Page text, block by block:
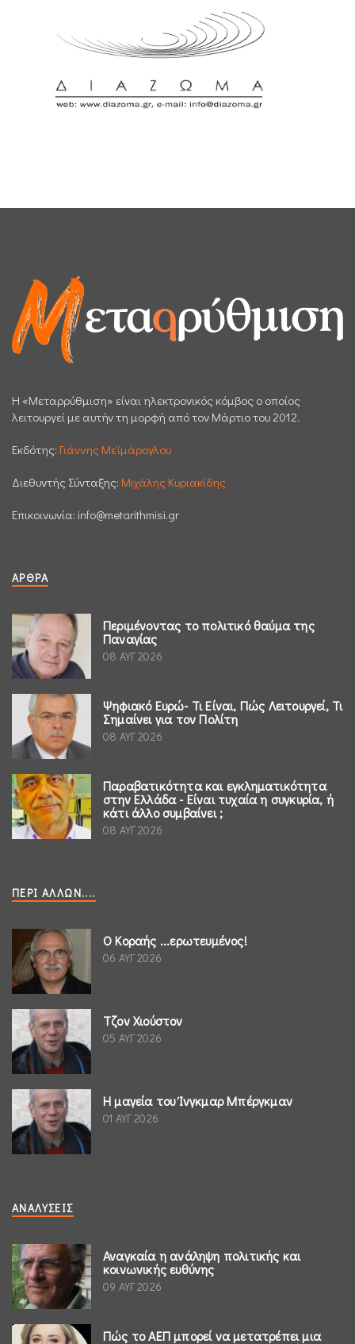
H «Μεταρρύθμιση» είναι ηλεκτρονικός κόμβος ο οποίος
λειτουργεί με αυτήν τη μορφή από τον Μάρτιο του 2012.
Εκδότης: Γιάννης Μεϊμάρογλου
Διεθυντής Σύνταξης: Μιχάλης Κυριακίδης
Επικοινωνία: info@metarithmisi.gr
ΆΡΘΡΑ
Περιμένοντας το πολιτικό θαύμα της
Παναγίας
08 ΑΥΓ 2026
Ψηφιακό Ευρώ- Τι Είναι, Πώς Λειτουργεί, Τι
Σημαίνει για τον Πολίτη
08 ΑΥΓ 2026
Παραβατικότητα και εγκληματικότητα
στην Ελλάδα - Είναι τυχαία η συγκυρία, ή
κάτι άλλο συμβαίνει ;
08 ΑΥΓ 2026
ΠΕΡΊ ΆΛΛΩΝ....
Ο Κοραής ...ερωτευμένος!
06 ΑΥΓ 2026
Τζον Χιούστον
05 ΑΥΓ 2026
Η μαγεία του Ίνγκμαρ Μπέργκμαν
01 ΑΥΓ 2026
ΑΝΑΛΎΣΕΙΣ
Αναγκαία η ανάληψη πολιτικής και
κοινωνικής ευθύνης
09 ΑΥΓ 2026
Πώς το ΑΕΠ μπορεί να μετατρέπει μια